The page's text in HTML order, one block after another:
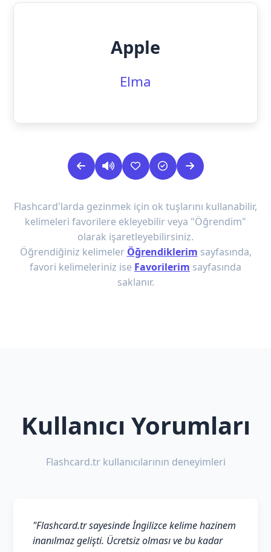
Apple
Elma
Flashcard'larda gezinmek için ok tuşlarını kullanabilir,
kelimeleri favorilere ekleyebilir veya "Öğrendim"
olarak işaretleyebilirsiniz.
Öğrendiğiniz kelimeler Öğrendiklerim sayfasında,
favori kelimeleriniz ise Favorilerim sayfasında
saklanır.
Kullanıcı Yorumları
Flashcard.tr kullanıcılarının deneyimleri
"Flashcard.tr sayesinde İngilizce kelime hazinem
inanılmaz gelişti. Ücretsiz olması ve bu kadar